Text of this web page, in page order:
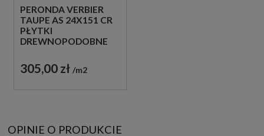
PERONDA VERBIER
TAUPE AS 24X151 CR
PŁYTKI
DREWNOPODOBNE
305,00 zł m2
OPINIE O PRODUKCIE